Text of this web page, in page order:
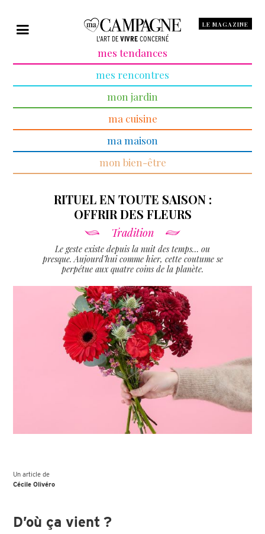
L'ART DE VIVRE CONCERNÉ
LE MAGAZINE
mes tendances
mes rencontres
mon jardin
ma cuisine
ma maison
mon bien-être
RITUEL EN TOUTE SAISON :
OFFRIR DES FLEURS
Tradition
Le geste existe depuis la nuit des temps… ou
presque. Aujourd’hui comme hier, cette coutume se
perpétue aux quatre coins de la planète.
Un article de
Cécile Olivéro
D’où ça vient ?